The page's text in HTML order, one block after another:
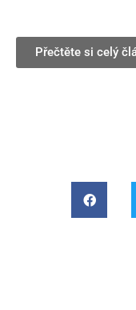
Přečtěte si celý